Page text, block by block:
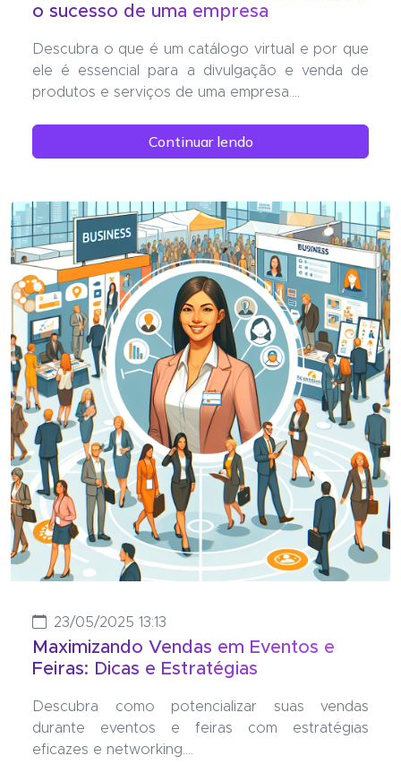
o sucesso de uma empresa
Descubra o que é um catálogo virtual e por que
ele é essencial para a divulgação e venda de
produtos e serviços de uma empresa....
Continuar lendo
23/05/2025 13:13
Maximizando Vendas em Eventos e
Feiras: Dicas e Estratégias
Descubra como potencializar suas vendas
durante eventos e feiras com estratégias
eficazes e networking....